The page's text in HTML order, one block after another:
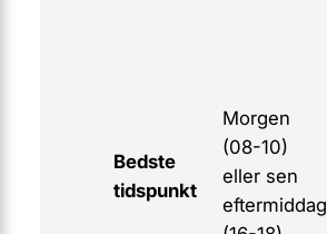
Bedste
tidspunkt
Morgen
(08-10)
ellersen
eftermiddag